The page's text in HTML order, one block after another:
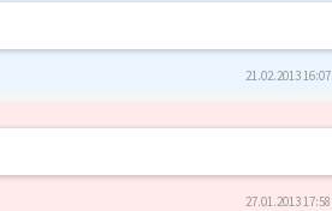
21.02.2013 16:07
27.01.2013 17:58